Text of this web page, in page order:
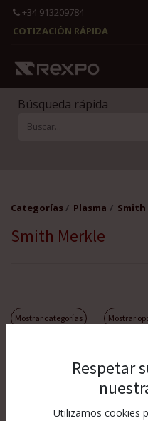
+34 913209784
COTIZACIÓN RÁPIDA
Búsqueda rápida
Categorías Plasma
Smith Merkle
Mostrar categorías Mostrar
Respetar
Utilizamos cookies